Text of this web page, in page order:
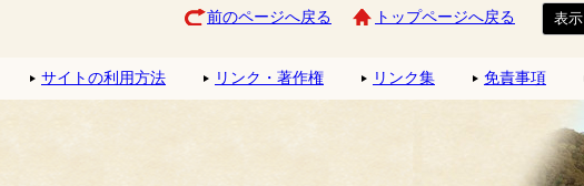
前のページへ戻る トップページへ戻る 表示
サイトの利用方法 リンク・著作権 リンク集 免責事項